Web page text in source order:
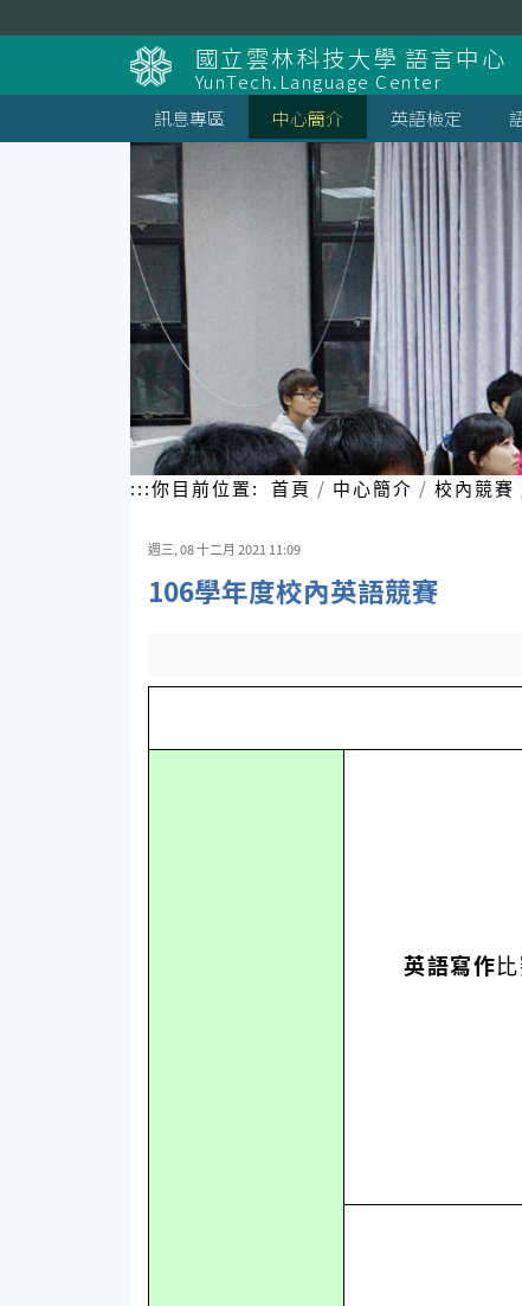
到
國立雲林科技大學 語言中心
YunTech.Language Center
訊息專區
中心簡介 英語檢定
:::你目前位置: 首頁 中心簡介 校內競賽
週三, 08 十二月 2021 11:09
106學年度校內英語競賽
英語寫作